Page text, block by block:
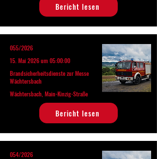
Bericht lesen
055/2026
15. Mai 2026 um 05:00:00
Brandsicherheitsdienste zur Messe
Wächtersbach
Wächtersbach, Main-Kinzig-Straße
Bericht lesen
054/2026